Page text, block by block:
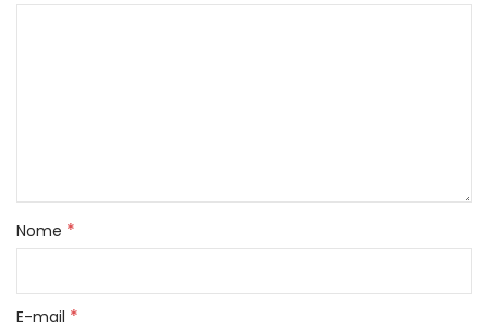
Nome *
E-mail *